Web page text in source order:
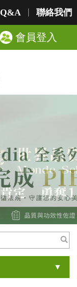
Q&A 聯絡我們
會員登入